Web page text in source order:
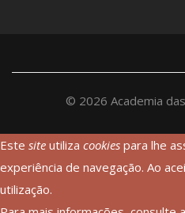
© 2026 Academia
Este site utiliza cookies para lhe
experiência de navegação. Ao
utilização.